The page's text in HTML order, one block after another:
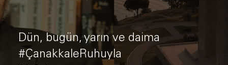
Dün, bugün, yarın ve daima
#ÇanakkaleRuhuyla